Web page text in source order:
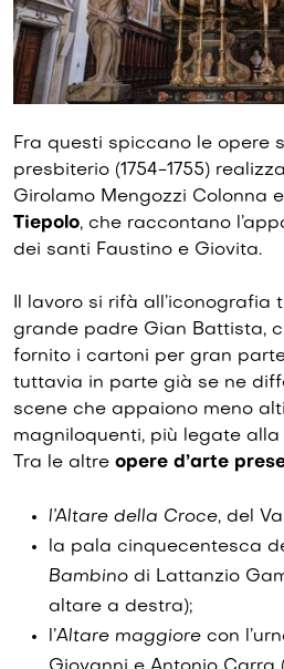
Fra questi spiccano le opere
presbiterio (1754-1755)
Girolamo Mengozzi Colonna
Tiepolo, che raccontano
dei santi Faustino e Giovita.
Il lavoro si rifà all’iconografia
grande padre Gian Battista,
fornito i cartoni per gran
tuttavia in parte già se ne
scene che appaiono meno
magniloquenti, più legate
Tra le altre opere d’arte
l’Altare della Croce, del
la pala cinquecente­sca
Bambino di Lattanzio
altare a destra);
l’Altare maggiore con